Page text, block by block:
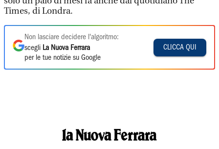
Times, di Londra.
Non lasciare decidere l'algoritmo:
scegli La Nuova Ferrara
per le tue notizie su Google
CLICCA QUI